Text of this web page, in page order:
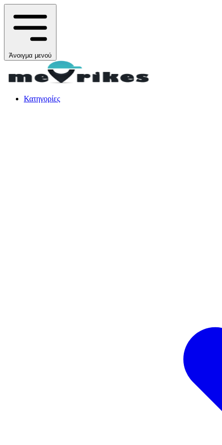
Άνοιγμα μενού
Κατηγορίες